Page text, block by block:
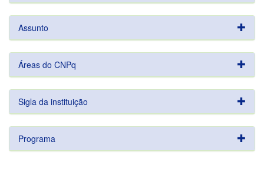
Assunto
Áreas do CNPq
Sigla da instituição
Programa